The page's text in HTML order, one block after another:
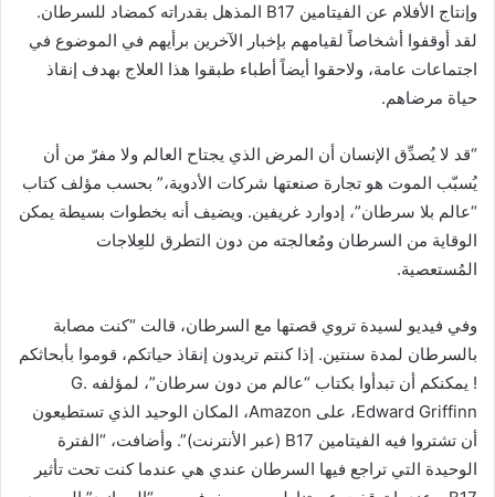
وإنتاج الأفلام عن الفيتامين B17 المذهل بقدراته كمضاد للسرطان.
لقد أوقفوا أشخاصاً لقيامهم بإخبار الآخرين برأيهم في الموضوع في
اجتماعات عامة، ولاحقوا أيضاً أطباء طبقوا هذا العلاج بهدف إنقاذ
حياة مرضاهم.
“قد لا يُصدِّق الإنسان أن المرض الذي يجتاح العالم ولا مفرّ من أن
يُسبّب الموت هو تجارة صنعتها شركات الأدوية،” بحسب مؤلف كتاب
“عالم بلا سرطان”، إدوارد غريفين. ويضيف أنه بخطوات بسيطة يمكن
الوقاية من السرطان ومُعالجته من دون التطرق للعِلاجات
المُستعصية.
وفي فيديو لسيدة تروي قصتها مع السرطان، قالت “كنت مصابة
بالسرطان لمدة سنتين. إذا كنتم تريدون إنقاذ حياتكم، قوموا بأبحاثكم
! يمكنكم أن تبدأوا بكتاب “عالم من دون سرطان”، لمؤلفه G.
Edward Griffinn، على Amazon، المكان الوحيد الذي تستطيعون
أن تشتروا فيه الفيتامين B17 (عبر الأنترنت)”. وأضافت، “الفترة
الوحيدة التي تراجع فيها السرطان عندي هي عندما كنت تحت تأثير